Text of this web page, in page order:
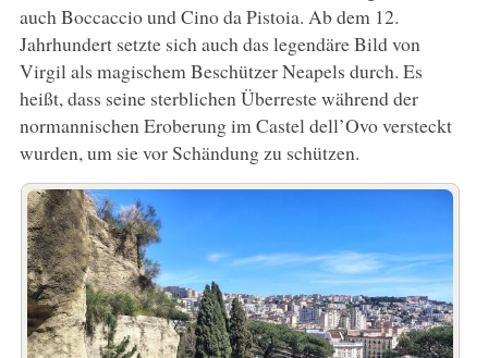
auch Boccaccio und Cino da Pistoia. Ab dem 12.
Jahrhundert setzte sich auch das legendäre Bild von
Virgil als magischem Beschützer Neapels durch. Es
heißt, dass seine sterblichen Überreste während der
normannischen Eroberung im Castel dell’Ovo versteckt
wurden, um sie vor Schändung zu schützen.